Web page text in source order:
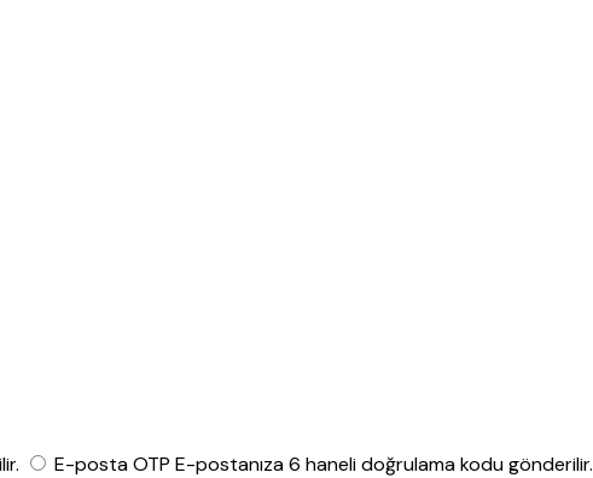
E-posta OTP E-postanıza 6 haneli doğrulama kodu gönderilir.